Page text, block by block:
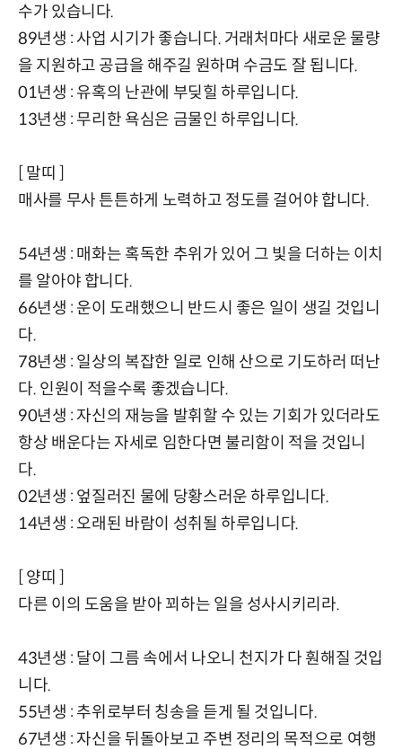
수가 있습니다.
89년생 : 사업 시기가 좋습니다. 거래처마다 새로운 물량
을 지원하고 공급을 해주길 원하며 수금도 잘 됩니다.
01년생 : 유혹의 난관에 부딪힐 하루입니다.
13년생 : 무리한 욕심은 금물인 하루입니다.
[ 말띠 ]
매사를 무사 튼튼하게 노력하고 정도를 걸어야 합니다.
54년생 : 매화는 혹독한 추위가 있어 그 빛을 더하는 이치
를 알아야 합니다.
66년생 : 운이 도래했으니 반드시 좋은 일이 생길 것입니
다.
78년생 : 일상의 복잡한 일로 인해 산으로 기도하러 떠난
다. 인원이 적을수록 좋겠습니다.
90년생 : 자신의 재능을 발휘할 수 있는 기회가 있더라도
항상 배운다는 자세로 임한다면 불리함이 적을 것입니
다.
02년생 : 엎질러진 물에 당황스러운 하루입니다.
14년생 : 오래된 바람이 성취될 하루입니다.
[ 양띠 ]
다른 이의 도움을 받아 꾀하는 일을 성사시키리라.
43년생 : 달이 그름 속에서 나오니 천지가 다 훤해질 것입
니다.
55년생 : 추위로부터 칭송을 듣게 될 것입니다.
67년생 : 자신을 뒤돌아보고 주변 정리의 목적으로 여행